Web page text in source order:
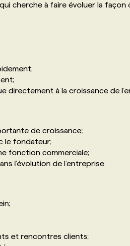
cherche à faire évoluer la
directement à la croissance de
de croissance;
le fondateur;
fonction commerciale;
l’évolution de l’entreprise.
et rencontres clients;